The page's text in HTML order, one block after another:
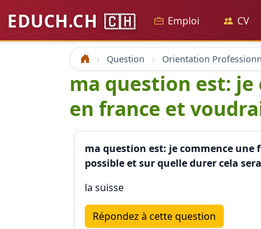
EDUCH.CH 🇨🇭 Emploi CV
Accueil Question Orientation
ma question est:
en france et
ma question est: je commence une
possible et sur quelle durer cela
la suisse
Répondez à cette question